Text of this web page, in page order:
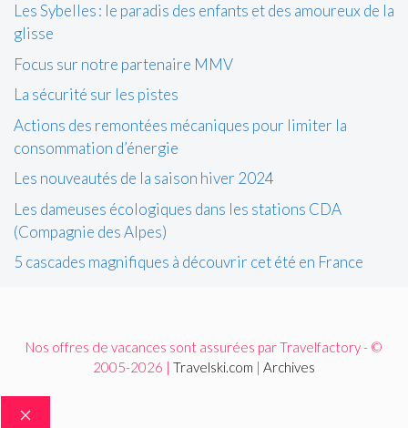
Les Sybelles : le paradis des enfants et des amoureux de la
glisse
Focus sur notre partenaire MMV
La sécurité sur les pistes
Actions des remontées mécaniques pour limiter la
consommation d’énergie
Les nouveautés de la saison hiver 2024
Les dameuses écologiques dans les stations CDA
(Compagnie des Alpes)
5 cascades magnifiques à découvrir cet été en France
Nos offres de vacances sont assurées par Travelfactory - ©
2005-2026 | Travelski.com | Archives